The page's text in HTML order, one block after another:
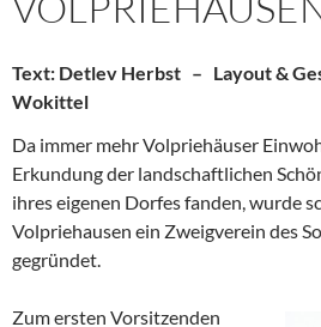
Text: Detlev Herbst – Layout &
Wokittel
Da immer mehr Volpriehäuser
Erkundung der landschaftlichen
ihres eigenen Dorfes fanden, wurde
Volpriehausen ein Zweigverein des
gegründet.
Zum ersten Vorsitzenden